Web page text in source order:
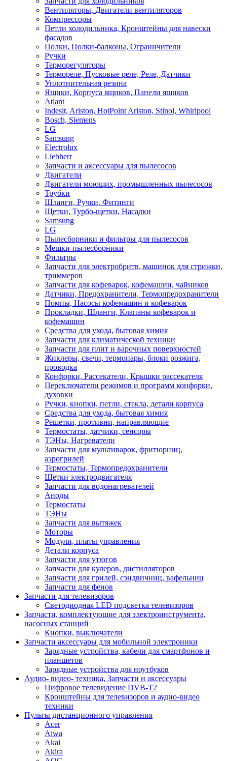
Вентиляторы, Двигатели вентиляторов
Компрессоры
Петли холодильника, Кронштейны для навески
фасадов
Полки, Полки-балконы, Ограничители
Ручки
Терморегуляторы
Термореле, Пусковые реле, Реле, Датчики
Уплотнительная резина
Ящики, Корпуса ящиков, Панели ящиков
Atlant
Indesit, Ariston, HotPoint Ariston, Stinol, Whirlpool
Bosch, Siemens
LG
Samsung
Electrolux
Liebherr
Запчасти и аксессуары для пылесосов
Двигатели
Двигатели моющих, промышленных пылесосов
Трубки
Шланги, Ручки, Фитинги
Щетки, Турбо-щетки, Насадки
Samsung
LG
Пылесборники и фильтры для пылесосов
Мешки-пылесборники
Фильтры
Запчасти для электробритв, машинок для стрижки,
триммеров
Запчасти для кофеварок, кофемашин, чайников
Датчики, Предохранители, Термопредохранители
Помпы, Насосы кофемашин и кофеварок
Прокладки, Шланги, Клапаны кофеварок и
кофемашин
Средства для ухода, бытовая химия
Запчасти для климатической техники
Запчасти для плит и варочных поверхностей
Жиклеры, свечи, термопары, блоки розжига,
проводка
Конфорки, Рассекатели, Крышки рассекателя
Переключатели режимов и программ конфорки,
духовки
Ручки, кнопки, петли, стекла, детали корпуса
Средства для ухода, бытовая химия
Решетки, противни, направляющие
Термостаты, датчики, сенсоры
ТЭНы, Нагреватели
Запчасти для мультиварок, фритюрниц,
аэрогрилей
Термостаты, Термопредохранители
Щетки электродвигателя
Запчасти для водонагревателей
Аноды
Термостаты
ТЭНы
Запчасти для вытяжек
Моторы
Модули, платы управления
Детали корпуса
Запчасти для утюгов
Запчасти для кулеров, дистилляторов
Запчасти для грилей, сэндвичниц, вафельниц
Запчасти для фенов
Запчасти для телевизоров
Светодиодная LED подсветка телевизоров
Запчасти, комплектующие для электроинструмента,
насосных станций
Кнопки, выключатели
Запчасти аксессуары для мобильной электроники
Зарядные устройства, кабели для смартфонов и
планшетов
Зарядные устройства для ноутбуков
Аудио- видео- техника, Запчасти и аксессуары
Цифровое телевидение DVB-T2
Кронштейны для телевизоров и аудио-видео
техники
Пульты дистанционного управления
Acer
Aiwa
Akai
Akira